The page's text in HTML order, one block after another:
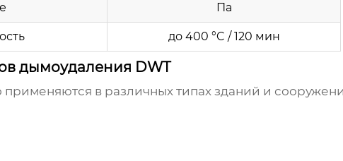
Па
до 400 °C / 120 мин
дымоудаления DWT
в различных типах зданий и